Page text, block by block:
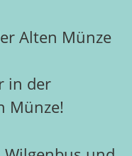
Alten Münze
in der
Münze!